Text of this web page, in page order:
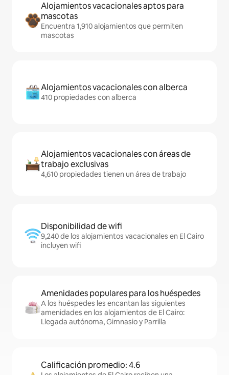
Alojamientos vacacionales aptos para
mascotas
Encuentra 1,910 alojamientos que permiten
mascotas
Alojamientos vacacionales con alberca
410 propiedades con alberca
Alojamientos vacacionales con áreas de
trabajo exclusivas
4,610 propiedades tienen un área de trabajo
Disponibilidad de wifi
9,240 de los alojamientos vacacionales en El Cairo
incluyen wifi
Amenidades populares para los huéspedes
A los huéspedes les encantan las siguientes
amenidades en los alojamientos de El Cairo:
Llegada autónoma, Gimnasio y Parrilla
Calificación promedio: 4.6